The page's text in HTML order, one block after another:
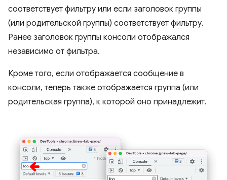
соответствует фильтру или если заголовок группы
(или родительской группы) соответствует фильтру.
Ранее заголовок группы консоли отображался
независимо от фильтра.
Кроме того, если отображается сообщение в
консоли, теперь также отображается группа (или
родительская группа), к которой оно принадлежит.